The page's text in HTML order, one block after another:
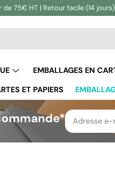
75€ HT | Retour facile (14 jours)
EMBALLAGES EN
ET PAPIERS